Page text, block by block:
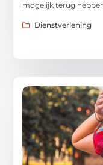
mogelijk terug
Dienstverlening